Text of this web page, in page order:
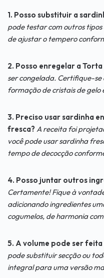
1. Posso substituir a
pode testar com outros
de ajustar o tempero
2. Posso enregelar a
ser congelada. Certifique-
formação de cristais de gelo
3. Preciso usar sardinha
fresca? A receita foi
você pode usar sardinha
tempo de decocção
4. Posso juntar outros
Certamente! Fique à
adicionando ingredientes
cogumelos, de harmonia
5. A volume pode ser
pode substituir secção ou
integral para uma versão